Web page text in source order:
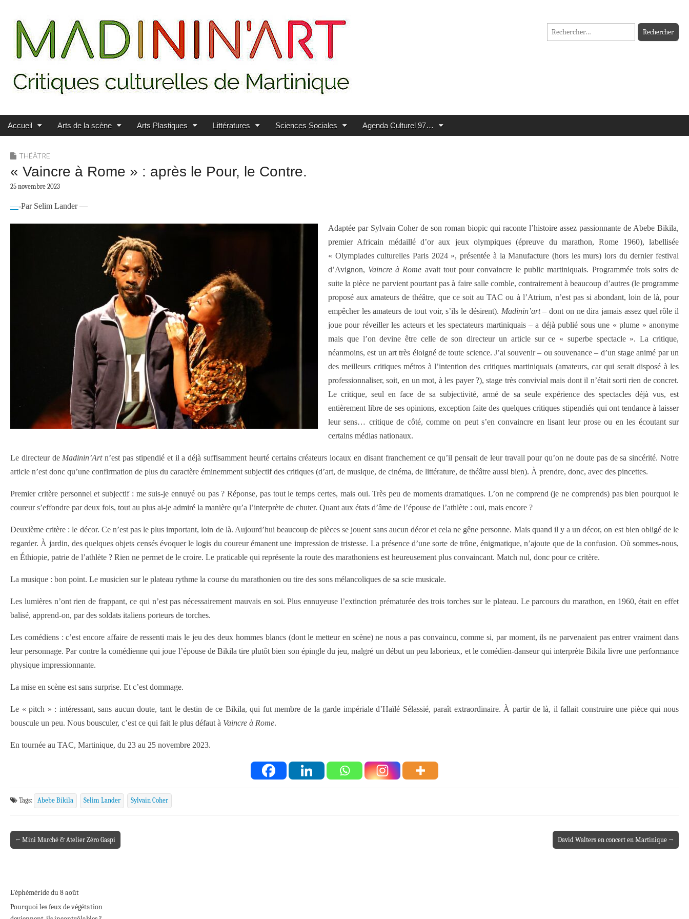
MADININ'ART
Rechercher :
Main menu
Skip to content
Accueil Arts de la scène Arts Plastiques Littératures Sciences Sociales Agenda Culturel 97…
THÉÂTRE
« Vaincre à Rome » : après le Pour, le Contre.
25 novembre 2023
—-Par Selim Lander —
Adaptée par Sylvain Coher de son roman biopic qui raconte l’histoire assez passionnante de Abebe Bikila,
premier Africain médaillé d’or aux jeux olympiques (épreuve du marathon, Rome 1960), labellisée
« Olympiades culturelles Paris 2024 », présentée à la Manufacture (hors les murs) lors du dernier festival
d’Avignon, Vaincre à Rome avait tout pour convaincre le public martiniquais. Programmée trois soirs de
suite la pièce ne parvient pourtant pas à faire salle comble, contrairement à beaucoup d’autres (le programme
proposé aux amateurs de théâtre, que ce soit au TAC ou à l’Atrium, n’est pas si abondant, loin de là, pour
empêcher les amateurs de tout voir, s’ils le désirent). Madinin’art– dont on ne dira jamais assez quel rôle il
joue pour réveiller les acteurs et les spectateurs martiniquais – a déjà publié sous une « plume » anonyme
mais que l’on devine être celle de son directeur un article sur ce « superbe spectacle ». La critique,
néanmoins, est un art très éloigné de toute science. J’ai souvenir – ou souvenance – d’un stage animé par un
des meilleurs critiques métros à l’intention des critiques martiniquais (amateurs, car qui serait disposé à les
professionnaliser, soit, en un mot, à les payer ?), stage très convivial mais dont il n’était sorti rien de concret.
Le critique, seul en face de sa subjectivité, armé de sa seule expérience des spectacles déjà vus, est
entièrement libre de ses opinions, exception faite des quelques critiques stipendiés qui ont tendance à laisser
leur sens… critique de côté, comme on peut s’en convaincre en lisant leur prose ou en les écoutant sur
certains médias nationaux.
Le directeur de Madinin’Artn’est pas stipendié et il a déjà suffisamment heurté certains créateurs locaux en disant franchement ce qu’il pensait de leur travail pour qu’on ne doute pas de sa sincérité. Notre
article n’est donc qu’une confirmation de plus du caractère éminemment subjectif des critiques (d’art, de musique, de cinéma, de littérature, de théâtre aussi bien). À prendre, donc, avec des pincettes.
Premier critère personnel et subjectif : me suis-je ennuyé ou pas ? Réponse, pas tout le temps certes, mais oui. Très peu de moments dramatiques. L’on ne comprend (je ne comprends) pas bien pourquoi le
coureur s’effondre par deux fois, tout au plus ai-je admiré la manière qu’a l’interprète de chuter. Quant aux états d’âme de l’épouse de l’athlète : oui, mais encore ?
Deuxième critère : le décor. Ce n’est pas le plus important, loin de là. Aujourd’hui beaucoup de pièces se jouent sans aucun décor et cela ne gêne personne. Mais quand il y a un décor, on est bien obligé de le
regarder. À jardin, des quelques objets censés évoquer le logis du coureur émanent une impression de tristesse. La présence d’une sorte de trône, énigmatique, n’ajoute que de la confusion. Où sommes-nous,
en Éthiopie, patrie de l’athlète ? Rien ne permet de le croire. Le praticable qui représente la route des marathoniens est heureusement plus convaincant. Match nul, donc pour ce critère.
La musique : bon point. Le musicien sur le plateau rythme la course du marathonien ou tire des sons mélancoliques de sa scie musicale.
Les lumières n’ont rien de frappant, ce qui n’est pas nécessairement mauvais en soi. Plus ennuyeuse l’extinction prématurée des trois torches sur le plateau. Le parcours du marathon, en 1960, était en effet
balisé, apprend-on, par des soldats italiens porteurs de torches.
Les comédiens : c’est encore affaire de ressenti mais le jeu des deux hommes blancs (dont le metteur en scène) ne nous a pas convaincu, comme si, par moment, ils ne parvenaient pas entrer vraiment dans
leur personnage. Par contre la comédienne qui joue l’épouse de Bikila tire plutôt bien son épingle du jeu, malgré un début un peu laborieux, et le comédien-danseur qui interprète Bikila livre une performance
physique impressionnante.
La mise en scène est sans surprise. Et c’est dommage.
Le « pitch » : intéressant, sans aucun doute, tant le destin de ce Bikila, qui fut membre de la garde impériale d’Haïlé Sélassié, paraît extraordinaire. À partir de là, il fallait construire une pièce qui nous
bouscule un peu. Nous bousculer, c’est ce qui fait le plus défaut à Vaincre à Rome.
En tournée au TAC, Martinique, du 23 au 25 novembre 2023.
Tags: Abebe Bikila Selim Lander Sylvain Coher
Post navigation
← Mini Marché & Atelier Zéro Gaspi David Walters en concert en Martinique →
L’éphéméride du 8 août
Pourquoi les feux de végétation